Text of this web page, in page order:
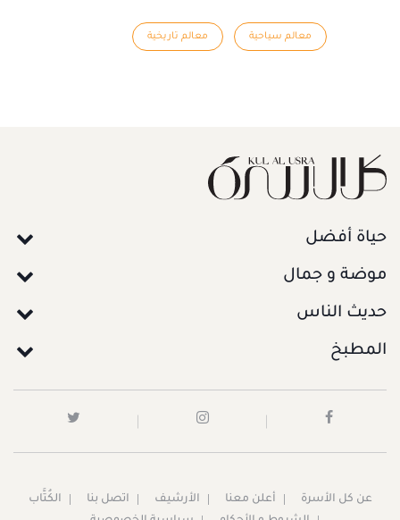
معالم سياحية معالم تاريخية
حياة أفضل
موضة و جمال
حديث الناس
المطبخ
عن كل الأسرة أعلن معنا الأرشيف اتصل بنا
الكُتَّاب